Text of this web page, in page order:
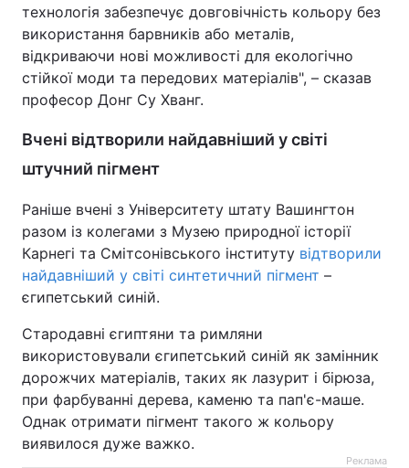
технологія забезпечує довговічність кольору без
використання барвників або металів,
відкриваючи нові можливості для екологічно
стійкої моди та передових матеріалів", – сказав
професор Донг Су Хванг.
Вчені відтворили найдавніший у світі
штучний пігмент
Раніше вчені з Університету штату Вашингтон
разом із колегами з Музею природної історії
Карнегі та Смітсонівського інституту відтворили
найдавніший у світі синтетичний пігмент –
єгипетський синій.
Стародавні єгиптяни та римляни
використовували єгипетський синій як замінник
дорожчих матеріалів, таких як лазурит і бірюза,
при фарбуванні дерева, каменю та пап'є-маше.
Однак отримати пігмент такого ж кольору
виявилося дуже важко.
Реклама